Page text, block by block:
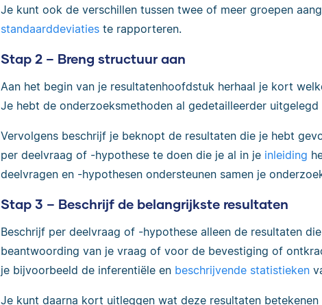
Je kunt ook de verschillen tussen twee of meer groepen
standaarddeviaties te rapporteren.
Stap 2 – Breng structuur aan
Aan het begin van je resultatenhoofdstuk herhaal je kort
Je hebt de onderzoeksmethoden al gedetailleerder
Vervolgens beschrijf je beknopt de resultaten die je hebt
per deelvraag of -hypothese te doen die je al in je inleiding
deelvragen en -hypothesen ondersteunen samen je
Stap 3 – Beschrijf de belangrijkste resultaten
Beschrijf per deelvraag of -hypothese alleen de resultaten
beantwoording van je vraag of voor de bevestiging of
je bijvoorbeeld de inferentiële en beschrijvende statistieken
Je kunt daarna kort uitleggen wat deze resultaten